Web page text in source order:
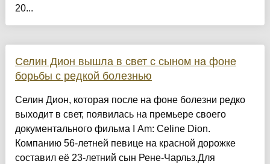
20...
Селин Дион вышла в свет с сыном на фоне
борьбы с редкой болезнью
Селин Дион, которая после на фоне болезни редко
выходит в свет, появилась на премьере своего
документального фильма I Am: Celine Dion.
Компанию 56-летней певице на красной дорожке
составил её 23-летний сын Рене-Чарльз.Для